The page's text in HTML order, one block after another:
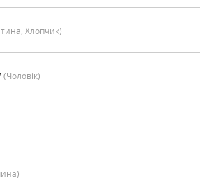
Хлопчик)
(чоловік)